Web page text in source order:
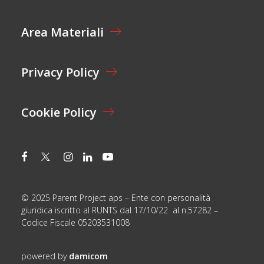
*
*
Area Materiali
Privacy Policy
Cookie Policy
© 2025 Parent Project aps – Ente con personalità
giuridica iscritto al RUNTS dal 17/10/22 al n.57282 –
Codice Fiscale 05203531008
powered by damicom